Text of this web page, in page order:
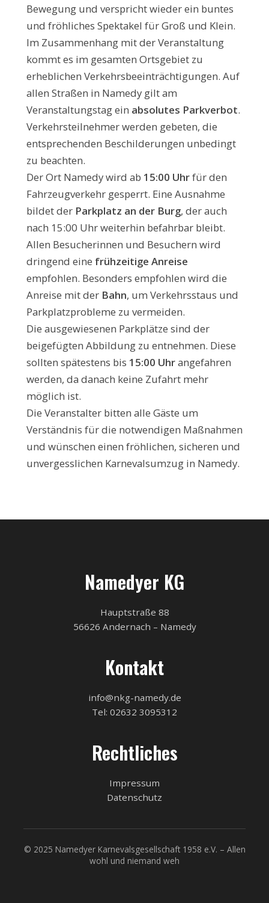
Bewegung und verspricht wieder ein buntes
und fröhliches Spektakel für Groß und Klein.
Im Zusammenhang mit der Veranstaltung
kommt es im gesamten Ortsgebiet zu
erheblichen Verkehrsbeeinträchtigungen. Auf
allen Straßen in Namedy gilt am
Veranstaltungstag ein absolutes Parkverbot.
Verkehrsteilnehmer werden gebeten, die
entsprechenden Beschilderungen unbedingt
zu beachten.
Der Ort Namedy wird ab 15:00 Uhrfür den
Fahrzeugverkehr gesperrt. Eine Ausnahme
bildet der Parkplatz an der Burg, der auch
nach 15:00 Uhr weiterhin befahrbar bleibt.
Allen Besucherinnen und Besuchern wird
dringend eine frühzeitige Anreise
empfohlen. Besonders empfohlen wird die
Anreise mit der Bahn, um Verkehrsstaus und
Parkplatzprobleme zu vermeiden.
Die ausgewiesenen Parkplätze sind der
beigefügten Abbildung zu entnehmen. Diese
sollten spätestens bis 15:00 Uhrangefahren
werden, da danach keine Zufahrt mehr
möglich ist.
Die Veranstalter bitten alle Gäste um
Verständnis für die notwendigen Maßnahmen
und wünschen einen fröhlichen, sicheren und
unvergesslichen Karnevalsumzug in Namedy.
Namedyer KG
Hauptstraße 88
56626 Andernach – Namedy
Kontakt
info@nkg-namedy.de
Tel: 02632 3095312
Rechtliches
Impressum
Datenschutz
© 2025 Namedyer Karnevalsgesellschaft 1958 e.V. – Allen
wohl und niemand weh